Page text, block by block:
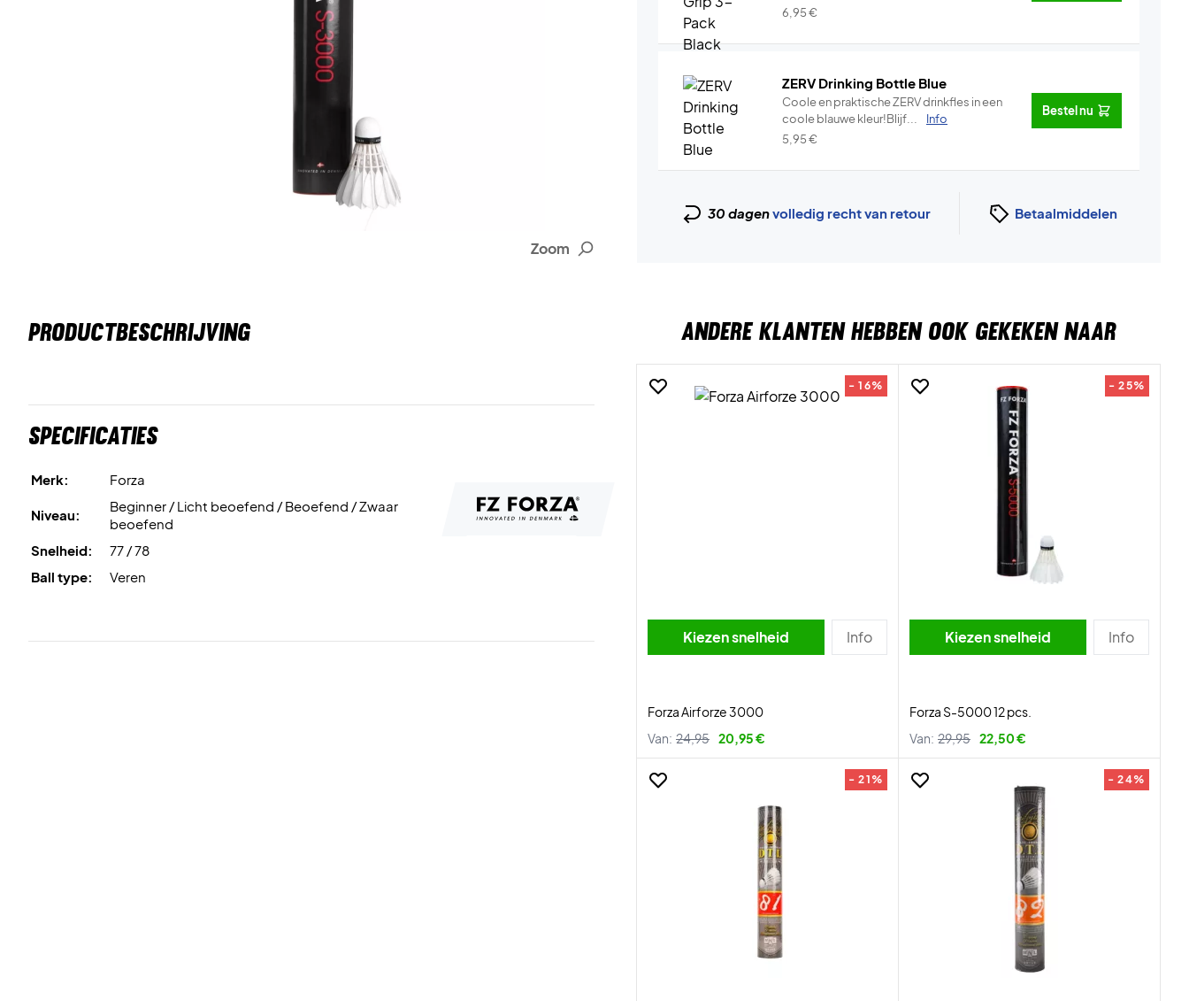
Zoom
PRODUCTBESCHRIJVING
Specificaties
Merk: Forza
Niveau:
Beginner / Licht beoefend / Beoefend / Zwaar
beoefend
Snelheid:
77 / 78
Ball type:
Veren
6,95€
ZERV Drinking Bottle Blue
Coole en praktische ZERV drinkfles in een
coole blauwe kleur!Blijf...
Info
5,95€
Bestel nu
30 dagenvolledig recht van retour Betaalmiddelen
ANDERE KLANTEN HEBBEN OOK GEKEKEN NAAR
- 16%
Kiezen snelheid Info
Forza Airforze 3000
Van: 24,95 20,95 €
- 25%
Kiezen snelheid Info
Forza S-5000 12 pcs.
Van: 29,95 22,50 €
- 21% - 24%